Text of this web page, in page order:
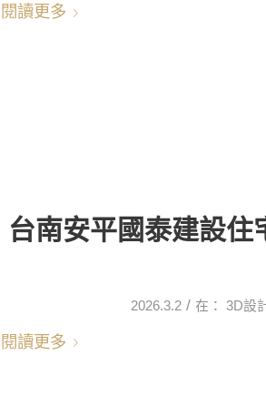
閱讀更多
台南安平國泰建設
2026.3.2 / 在： 3D設
閱讀更多